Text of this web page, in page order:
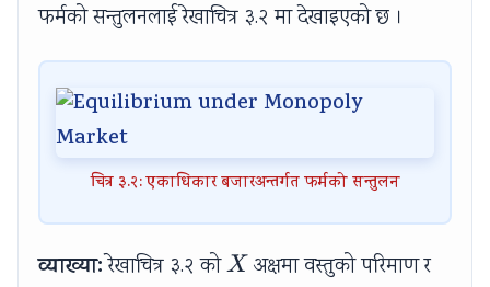
फर्मको सन्तुलनलाई रेखाचित्र ३.२ मा देखाइएको छ ।
चित्र ३.२: एकाधिकार बजारअन्तर्गत फर्मको सन्तुलन
व्याख्या:रेखाचित्र ३.२ कोX
X अक्षमा वस्तुको परिमाण रY